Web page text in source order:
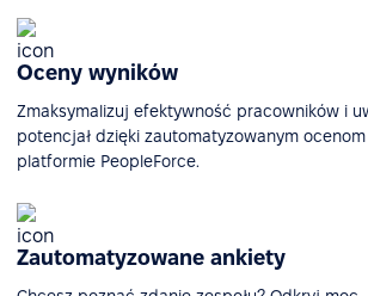
Oceny wyników
Zmaksymalizuj efektywność pracowników i
potencjał dzięki zautomatyzowanym
platformie PeopleForce.
Zautomatyzowane ankiety